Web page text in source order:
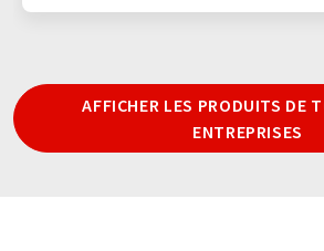
AFFICHER LES PRODUITS DE
ENTREPRISES